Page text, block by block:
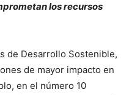
los recursos
de Desarrollo Sostenible,
de mayor impacto en
en el número 10